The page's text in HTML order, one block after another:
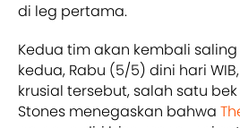
di leg pertama.
Kedua tim akan kembali
kedua, Rabu (5/5) dini hari
krusial tersebut, salah satu
Stones menegaskan bahwa